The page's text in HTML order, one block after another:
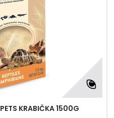
KRABIČKA 1500G